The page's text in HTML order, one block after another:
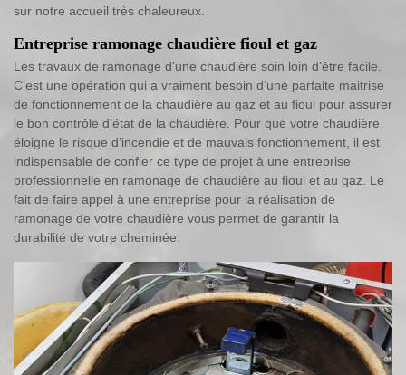
sur notre accueil très chaleureux.
Entreprise ramonage chaudière fioul et gaz
Les travaux de ramonage d’une chaudière soin loin d’être facile.
C’est une opération qui a vraiment besoin d’une parfaite maitrise
de fonctionnement de la chaudière au gaz et au fioul pour assurer
le bon contrôle d’état de la chaudière. Pour que votre chaudière
éloigne le risque d’incendie et de mauvais fonctionnement, il est
indispensable de confier ce type de projet à une entreprise
professionnelle en ramonage de chaudière au fioul et au gaz. Le
fait de faire appel à une entreprise pour la réalisation de
ramonage de votre chaudière vous permet de garantir la
durabilité de votre cheminée.